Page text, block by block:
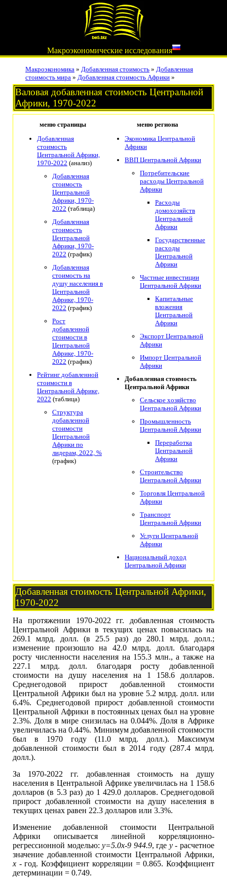
Макроэкономические исследования
Макроэкономика » Добавленная стоимость » Добавленная
стоимость мира » Добавленная стоимость Африки »
Валовая добавленная стоимость Центральной
Африки, 1970-2022
меню страницы
меню региона
Добавленная
стоимость
Центральной Африки,
1970-2022 (анализ)
Добавленная
стоимость
Центральной
Африки, 1970-
2022 (таблица)
Добавленная
стоимость
Центральной
Африки, 1970-
2022 (график)
Добавленная
стоимость на
душу населения в
Центральной
Африке, 1970-
2022 (график)
Рост
добавленной
стоимости в
Центральной
Африке, 1970-
2022 (график)
Рейтинг добавленной
стоимости в
Центральной Африке,
2022 (таблица)
Структура
добавленной
стоимости
Центральной
Африки по
лидерам, 2022, %
(график)
Экономика Центральной
Африки
ВВП Центральной Африки
Потребительские
расходы Центральной
Африки
Расходы
домохозяйств
Центральной
Африки
Государственные
расходы
Центральной
Африки
Частные инвестиции
Центральной Африки
Капитальные
вложения
Центральной
Африки
Экспорт Центральной
Африки
Импорт Центральной
Африки
Добавленная стоимость
Центральной Африки
Сельское хозяйство
Центральной Африки
Промышленность
Центральной Африки
Переработка
Центральной
Африки
Строительство
Центральной Африки
Торговля Центральной
Африки
Транспорт
Центральной Африки
Услуги Центральной
Африки
Национальный доход
Центральной Африки
Добавленная стоимость Центральной Африки,
1970-2022
На протяжении 1970-2022 гг. добавленная стоимость
Центральной Африки в текущих ценах повысилась на
269.1 млрд. долл. (в 25.5 раз) до 280.1 млрд. долл.;
изменение произошло на 42.0 млрд. долл. благодаря
росту численности населения на 155.3 млн., а также на
227.1 млрд. долл. благодаря росту добавленной
стоимости на душу населения на 1 158.6 долларов.
Среднегодовой прирост добавленной стоимости
Центральной Африки был на уровне 5.2 млрд. долл. или
6.4%. Среднегодовой прирост добавленной стоимости
Центральной Африки в постоянных ценах был на уровне
2.3%. Доля в мире снизилась на 0.044%. Доля в Африке
увеличилась на 0.44%. Минимум добавленной стоимости
был в 1970 году (11.0 млрд. долл.). Максимум
добавленной стоимости был в 2014 году (287.4 млрд.
долл.).
За 1970-2022 гг. добавленная стоимость на душу
населения в Центральной Африке увеличилась на 1 158.6
долларов (в 5.3 раз) до 1 429.0 долларов. Среднегодовой
прирост добавленной стоимости на душу населения в
текущих ценах равен 22.3 долларов или 3.3%.
Изменение добавленной стоимости Центральной
Африки описывается линейной корреляционно-
регрессионной моделью:y=5.0x-9 944.9, где y- расчетное
значение добавленной стоимости Центральной Африки,
x - год. Коэффициент корреляции = 0.865. Коэффициент
детерминации = 0.749.